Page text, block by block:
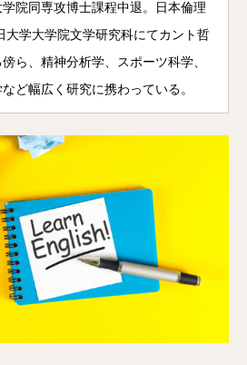
院同専攻博士課程中退。日本倫理
大学大学院文学研究科にてカント哲
ら、精神分析学、スポーツ科学、
ど幅広く研究に携わっている。